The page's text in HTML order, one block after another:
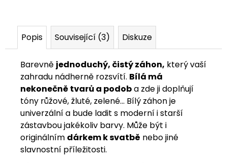
Popis Související (3) Diskuze
Barevně jednoduchý, čistý záhon, který vaší
zahradu nádherně rozsvítí. Bílá má
nekonečně tvarů a podoba zde ji doplňují
tóny růžové, žluté, zelené... Bílý záhon je
univerzální a bude ladit s moderní i starší
zástavbou jakékoliv barvy. Může být i
originálním dárkem k svatbě nebo jiné
slavnostní příležitosti.